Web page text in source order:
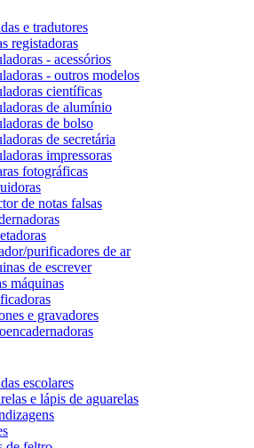
e tradutores
registadoras
- acessórios
- outros modelos
científicas
de alumínio
de bolso
de secretária
impressoras
fotográficas
de notas falsas
purificadores de ar
de escrever
máquinas
e gravadores
escolares
e lápis de aguarelas